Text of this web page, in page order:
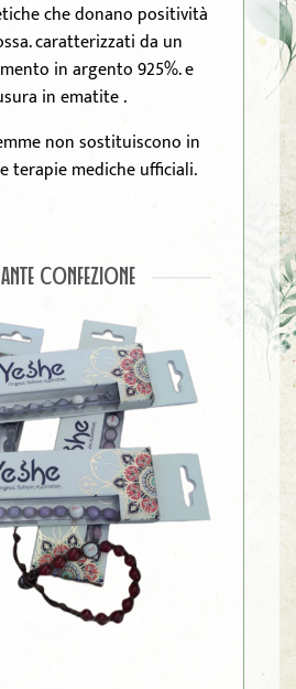
che donano positività
caratterizzati da un
in argento 925%. e
in ematite .
non sostituiscono in
terapie mediche ufficiali.
CONFEZIONE